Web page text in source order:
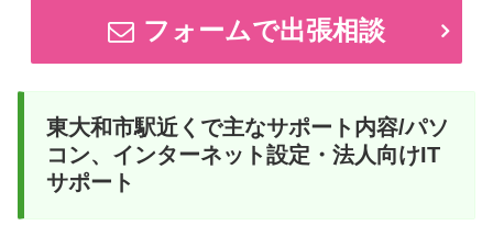
フォームで出張相談
東大和市駅近くで主なサポート内容/パソ
コン、インターネット設定・法人向けIT
サポート